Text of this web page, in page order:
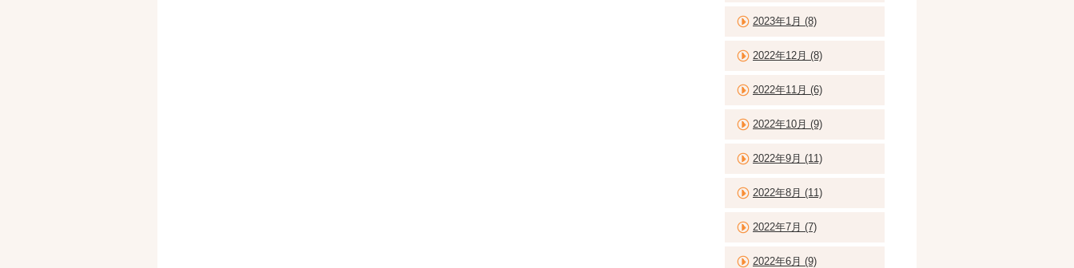
2023年1月 (8)
2022年12月 (8)
2022年11月 (6)
2022年10月 (9)
2022年9月 (11)
2022年8月 (11)
2022年7月 (7)
2022年6月 (9)